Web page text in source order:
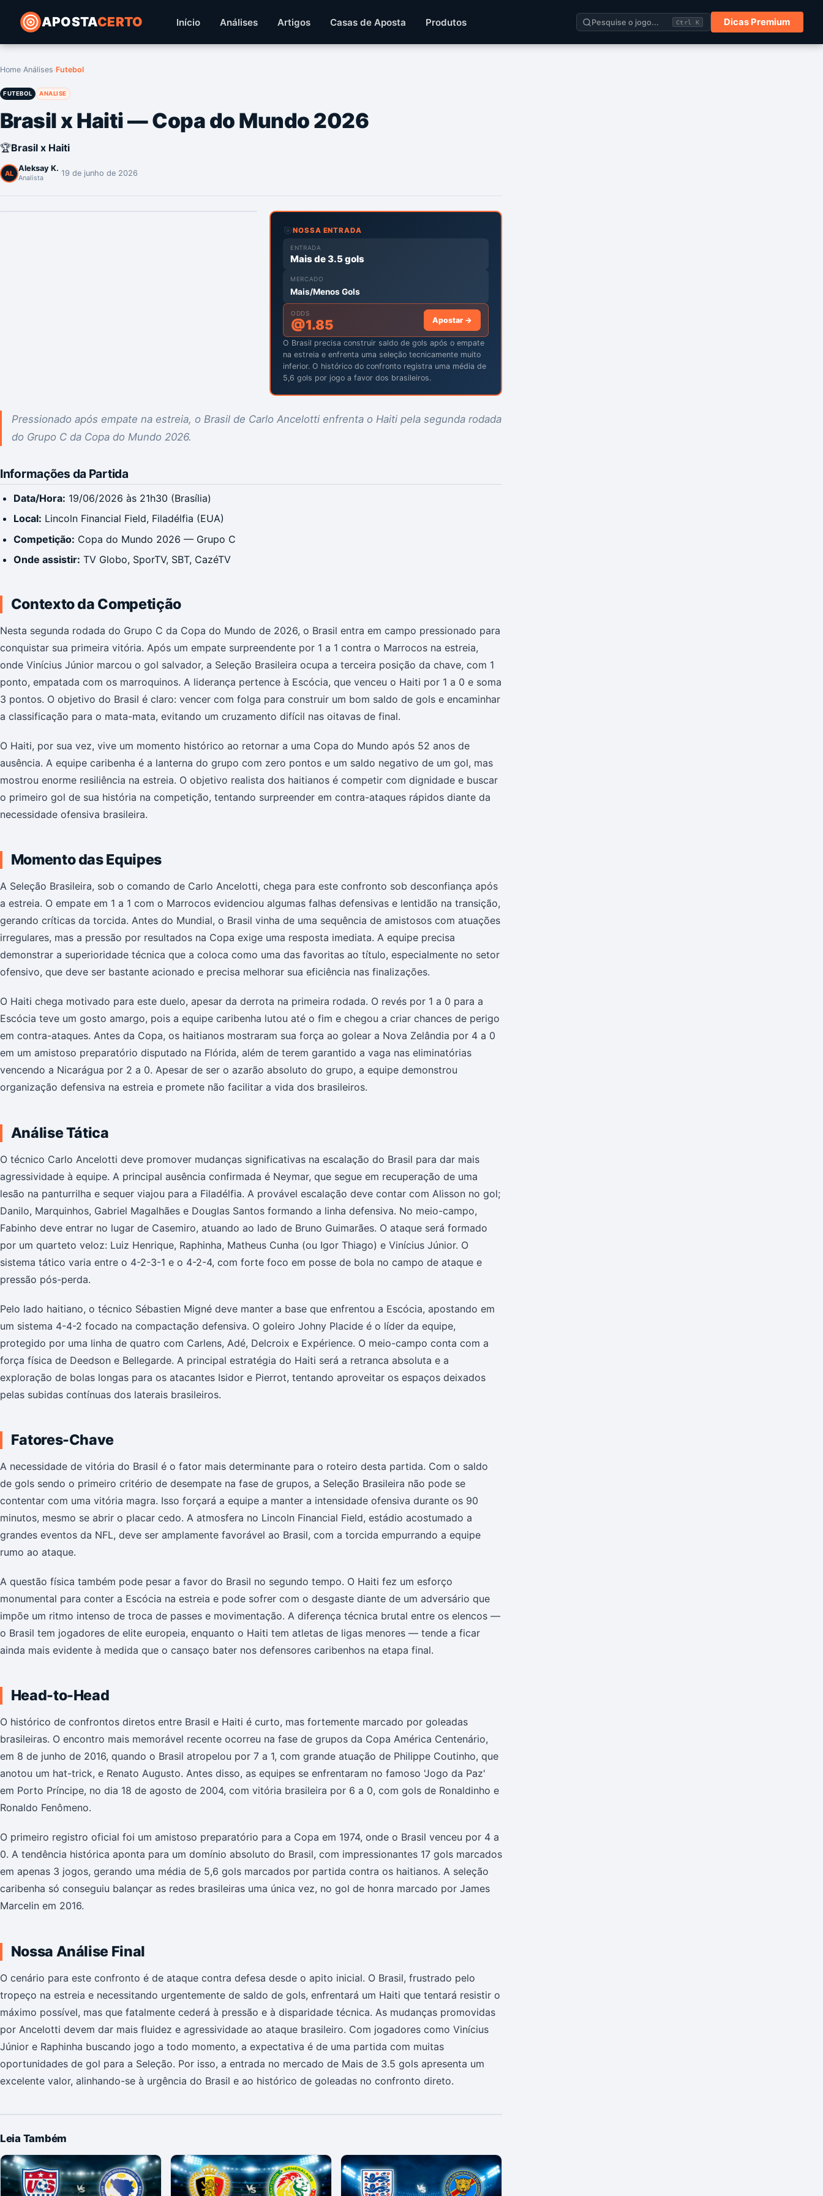
APOSTACERTO Início Análises Artigos Casas de Aposta Produtos Pesquise o jogo... Ctrl K Dicas Premium
Home Análises Futebol
FUTEBOL ANALISE
Brasil x Haiti — Copa do Mundo 2026
🏆Brasil x Haiti
AL
Aleksay K.
Analista 19 de junho de 2026
🎯NOSSA ENTRADA
ENTRADA
Mais de 3.5 gols
MERCADO
Mais/Menos Gols
ODDS
@1.85 Apostar →
O Brasil precisa construir saldo de gols após o empate
na estreia e enfrenta uma seleção tecnicamente muito
inferior. O histórico do confronto registra uma média de
5,6 gols por jogo a favor dos brasileiros.
Pressionado após empate na estreia, o Brasil de Carlo Ancelotti enfrenta o Haiti pela segunda rodada
do Grupo C da Copa do Mundo 2026.
Informações da Partida
Data/Hora: 19/06/2026 às 21h30 (Brasília)
Local: Lincoln Financial Field, Filadélfia (EUA)
Competição: Copa do Mundo 2026 — Grupo C
Onde assistir: TV Globo, SporTV, SBT, CazéTV
Contexto da Competição
Nesta segunda rodada do Grupo C da Copa do Mundo de 2026, o Brasil entra em campo pressionado para
conquistar sua primeira vitória. Após um empate surpreendente por 1 a 1 contra o Marrocos na estreia,
onde Vinícius Júnior marcou o gol salvador, a Seleção Brasileira ocupa a terceira posição da chave, com 1
ponto, empatada com os marroquinos. A liderança pertence à Escócia, que venceu o Haiti por 1 a 0 e soma
3 pontos. O objetivo do Brasil é claro: vencer com folga para construir um bom saldo de gols e encaminhar
a classificação para o mata-mata, evitando um cruzamento difícil nas oitavas de final.
O Haiti, por sua vez, vive um momento histórico ao retornar a uma Copa do Mundo após 52 anos de
ausência. A equipe caribenha é a lanterna do grupo com zero pontos e um saldo negativo de um gol, mas
mostrou enorme resiliência na estreia. O objetivo realista dos haitianos é competir com dignidade e buscar
o primeiro gol de sua história na competição, tentando surpreender em contra-ataques rápidos diante da
necessidade ofensiva brasileira.
Momento das Equipes
A Seleção Brasileira, sob o comando de Carlo Ancelotti, chega para este confronto sob desconfiança após
a estreia. O empate em 1 a 1 com o Marrocos evidenciou algumas falhas defensivas e lentidão na transição,
gerando críticas da torcida. Antes do Mundial, o Brasil vinha de uma sequência de amistosos com atuações
irregulares, mas a pressão por resultados na Copa exige uma resposta imediata. A equipe precisa
demonstrar a superioridade técnica que a coloca como uma das favoritas ao título, especialmente no setor
ofensivo, que deve ser bastante acionado e precisa melhorar sua eficiência nas finalizações.
O Haiti chega motivado para este duelo, apesar da derrota na primeira rodada. O revés por 1 a 0 para a
Escócia teve um gosto amargo, pois a equipe caribenha lutou até o fim e chegou a criar chances de perigo
em contra-ataques. Antes da Copa, os haitianos mostraram sua força ao golear a Nova Zelândia por 4 a 0
em um amistoso preparatório disputado na Flórida, além de terem garantido a vaga nas eliminatórias
vencendo a Nicarágua por 2 a 0. Apesar de ser o azarão absoluto do grupo, a equipe demonstrou
organização defensiva na estreia e promete não facilitar a vida dos brasileiros.
Análise Tática
O técnico Carlo Ancelotti deve promover mudanças significativas na escalação do Brasil para dar mais
agressividade à equipe. A principal ausência confirmada é Neymar, que segue em recuperação de uma
lesão na panturrilha e sequer viajou para a Filadélfia. A provável escalação deve contar com Alisson no gol;
Danilo, Marquinhos, Gabriel Magalhães e Douglas Santos formando a linha defensiva. No meio-campo,
Fabinho deve entrar no lugar de Casemiro, atuando ao lado de Bruno Guimarães. O ataque será formado
por um quarteto veloz: Luiz Henrique, Raphinha, Matheus Cunha (ou Igor Thiago) e Vinícius Júnior. O
sistema tático varia entre o 4-2-3-1 e o 4-2-4, com forte foco em posse de bola no campo de ataque e
pressão pós-perda.
Pelo lado haitiano, o técnico Sébastien Migné deve manter a base que enfrentou a Escócia, apostando em
um sistema 4-4-2 focado na compactação defensiva. O goleiro Johny Placide é o líder da equipe,
protegido por uma linha de quatro com Carlens, Adé, Delcroix e Expérience. O meio-campo conta com a
força física de Deedson e Bellegarde. A principal estratégia do Haiti será a retranca absoluta e a
exploração de bolas longas para os atacantes Isidor e Pierrot, tentando aproveitar os espaços deixados
pelas subidas contínuas dos laterais brasileiros.
Fatores-Chave
A necessidade de vitória do Brasil é o fator mais determinante para o roteiro desta partida. Com o saldo
de gols sendo o primeiro critério de desempate na fase de grupos, a Seleção Brasileira não pode se
contentar com uma vitória magra. Isso forçará a equipe a manter a intensidade ofensiva durante os 90
minutos, mesmo se abrir o placar cedo. A atmosfera no Lincoln Financial Field, estádio acostumado a
grandes eventos da NFL, deve ser amplamente favorável ao Brasil, com a torcida empurrando a equipe
rumo ao ataque.
A questão física também pode pesar a favor do Brasil no segundo tempo. O Haiti fez um esforço
monumental para conter a Escócia na estreia e pode sofrer com o desgaste diante de um adversário que
impõe um ritmo intenso de troca de passes e movimentação. A diferença técnica brutal entre os elencos —
o Brasil tem jogadores de elite europeia, enquanto o Haiti tem atletas de ligas menores — tende a ficar
ainda mais evidente à medida que o cansaço bater nos defensores caribenhos na etapa final.
Head-to-Head
O histórico de confrontos diretos entre Brasil e Haiti é curto, mas fortemente marcado por goleadas
brasileiras. O encontro mais memorável recente ocorreu na fase de grupos da Copa América Centenário,
em 8 de junho de 2016, quando o Brasil atropelou por 7 a 1, com grande atuação de Philippe Coutinho, que
anotou um hat-trick, e Renato Augusto. Antes disso, as equipes se enfrentaram no famoso 'Jogo da Paz'
em Porto Príncipe, no dia 18 de agosto de 2004, com vitória brasileira por 6 a 0, com gols de Ronaldinho e
Ronaldo Fenômeno.
O primeiro registro oficial foi um amistoso preparatório para a Copa em 1974, onde o Brasil venceu por 4 a
0. A tendência histórica aponta para um domínio absoluto do Brasil, com impressionantes 17 gols marcados
em apenas 3 jogos, gerando uma média de 5,6 gols marcados por partida contra os haitianos. A seleção
caribenha só conseguiu balançar as redes brasileiras uma única vez, no gol de honra marcado por James
Marcelin em 2016.
Nossa Análise Final
O cenário para este confronto é de ataque contra defesa desde o apito inicial. O Brasil, frustrado pelo
tropeço na estreia e necessitando urgentemente de saldo de gols, enfrentará um Haiti que tentará resistir o
máximo possível, mas que fatalmente cederá à pressão e à disparidade técnica. As mudanças promovidas
por Ancelotti devem dar mais fluidez e agressividade ao ataque brasileiro. Com jogadores como Vinícius
Júnior e Raphinha buscando jogo a todo momento, a expectativa é de uma partida com muitas
oportunidades de gol para a Seleção. Por isso, a entrada no mercado de Mais de 3.5 gols apresenta um
excelente valor, alinhando-se à urgência do Brasil e ao histórico de goleadas no confronto direto.
Leia Também